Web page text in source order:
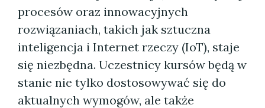
procesów oraz innowacyjnych
rozwiązaniach, takich jak sztuczna
inteligencja i Internet rzeczy (IoT), staje
się niezbędna. Uczestnicy kursów będą w
stanie nie tylko dostosowywać się do
aktualnych wymogów, ale także